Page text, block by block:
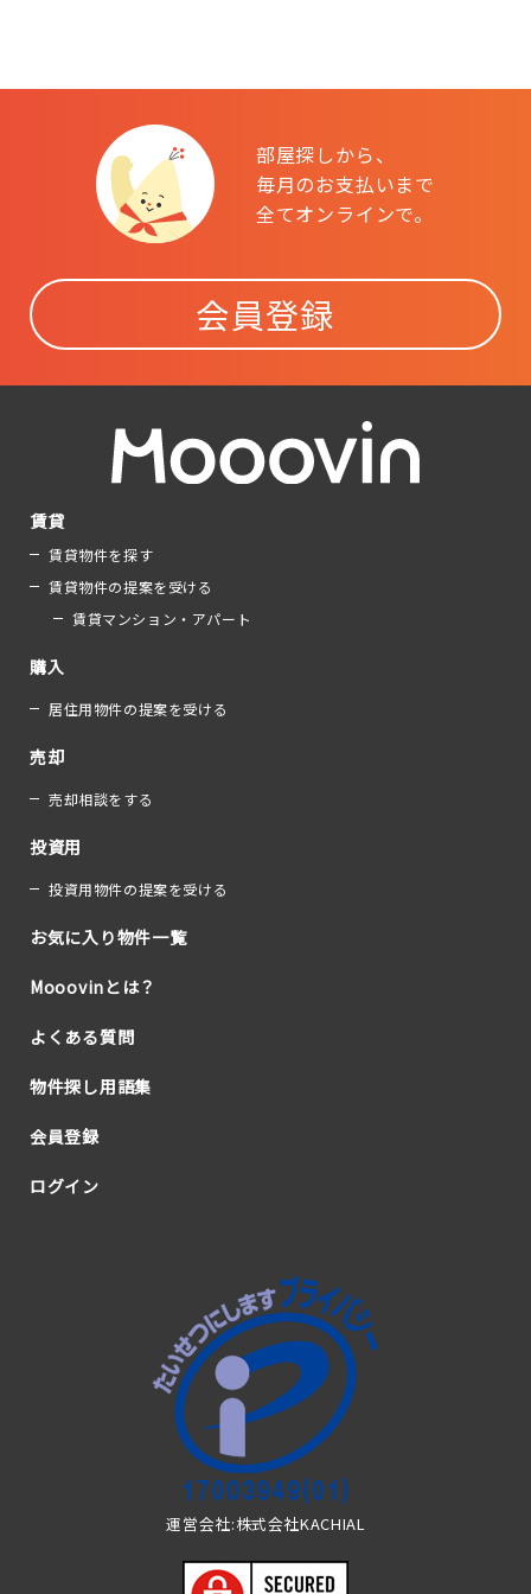
部屋探しから、
毎月のお支払いまで
全てオンラインで。
会員登録
賃貸
賃貸物件を探す
賃貸物件の提案を受ける
賃貸マンション・アパート
購入
居住用物件の提案を受ける
売却
売却相談をする
投資用
投資用物件の提案を受ける
お気に入り物件一覧
Mooovinとは？
よくある質問
物件探し用語集
会員登録
ログイン
運営会社:株式会社KACHIAL